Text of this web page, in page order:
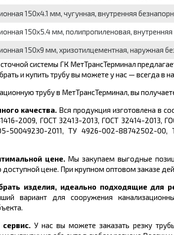
150x4.1 мм, чугунная, внутренняя
150x5.4 мм, полипропиленовая,
150x9 мм, хризотилцементная, наружная
сточной системы ГК МетТрансТерминал
и купить трубу вы можете у нас — всегда в
трубу в МетТрансТерминал, вы
качества. Вся продукция изготовлена в
2009, ГОСТ 32413-2013, ГОСТ 32414-2013,
50049230-2011, ТУ 4926-002-88742502-
цене.Мы закупаем выгодные
цене. При крупном оптовом заказе
изделия, идеально подходящие для
вариант для сооружения
У нас вы можете заказать резку